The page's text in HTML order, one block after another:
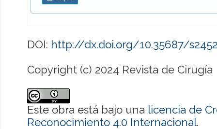
DOI: http://dx.doi.org/10.35687/
Copyright (c) 2024 Revista de Cirugía
Este obra está bajo una licencia de
Reconocimiento 4.0 Internacional.